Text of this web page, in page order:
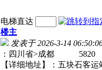
电梯直达
楼主
发表于 2026-3-14
：四川省>成都 5820
【详细地址】：五块石